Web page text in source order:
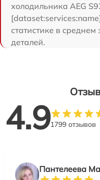
холодильника AEG
статистике в
деталей.
4.91799 отзывов
Пантелеева